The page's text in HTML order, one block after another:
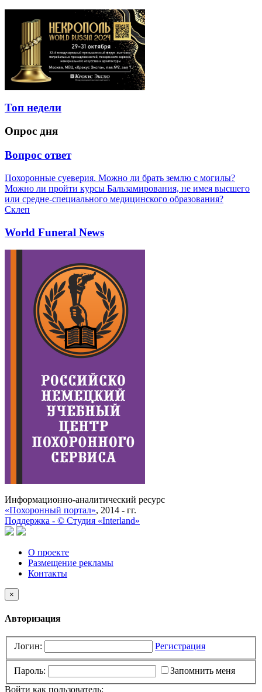
Топ недели
Опрос дня
Вопрос ответ
Похоронные суеверия. Можно ли брать землю с могилы?
Можно ли пройти курсы Бальзамирования, не имея высшего
или средне-специального медицинского образования?
Склеп
World Funeral News
Информационно-аналитический ресурс
«Похоронный портал», 2014 - гг.
Поддержка - © Cтудия «Interland»
О проекте
Размещение рекламы
Контакты
×
Авторизация
Логин: Регистрация
Пароль:
Запомнить меня
Войти как пользователь: